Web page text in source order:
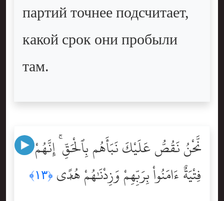
партий точнее подсчитает,
какой срок они пробыли
там.
نَّحْنُ نَقُصُّ عَلَيْكَ نَبَأَهُم بِٱلْحَقِّ ۚ إِنَّهُمْ
فِتْيَةٌ ءَامَنُواْ بِرَبِّهِمْ وَزِدْنَٰهُمْ هُدًۭى ﴿١٣﴾